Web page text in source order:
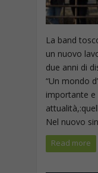
La band
un nuovo
due anni di
“Un mondo
importante e
Nel nuovo
Read more